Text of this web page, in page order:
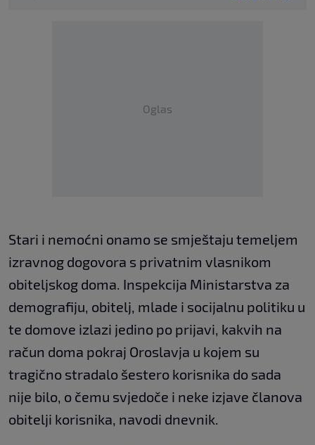
Oglas
Stari i nemoćni onamo se smještaju temeljem
izravnog dogovora s privatnim vlasnikom
obiteljskog doma. Inspekcija Ministarstva za
demografiju, obitelj, mlade i socijalnu politiku u
te domove izlazi jedino po prijavi, kakvih na
račun doma pokraj Oroslavja u kojem su
tragično stradalo šestero korisnika do sada
nije bilo, o čemu svjedoče i neke izjave članova
obitelji korisnika, navodi dnevnik.